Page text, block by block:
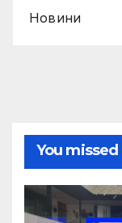
Новини
You missed